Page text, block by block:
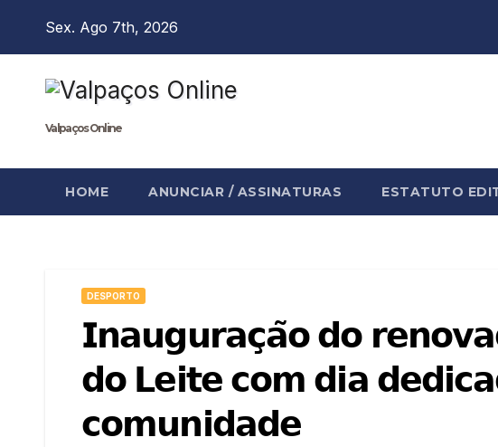
Sex. Ago 7th, 2026
Valpaços Online
HOME ANUNCIAR / ASSINATURAS ESTATUTO
DESPORTO
𝗜𝗻𝗮𝘂𝗴𝘂𝗿𝗮𝗰̧𝗮̃𝗼 𝗱𝗼
𝗱𝗼 𝗟𝗲𝗶𝘁𝗲 𝗰𝗼𝗺 𝗱𝗶𝗮
𝗰𝗼𝗺𝘂𝗻𝗶𝗱𝗮𝗱𝗲